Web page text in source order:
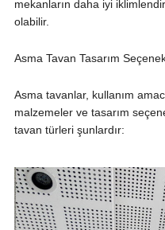
mekanların daha iyi
olabilir.
Asma Tavan Tasarım
Asma tavanlar, kullanım
malzemeler ve tasarım
tavan türleri şunlardır: